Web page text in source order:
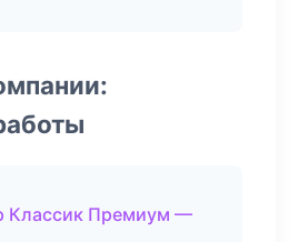
Классик Премиум —